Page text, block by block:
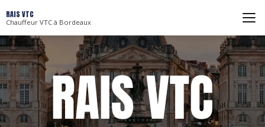
au
contenu
principal
RAIS VTC
Chauffeur VTC à Bordeaux